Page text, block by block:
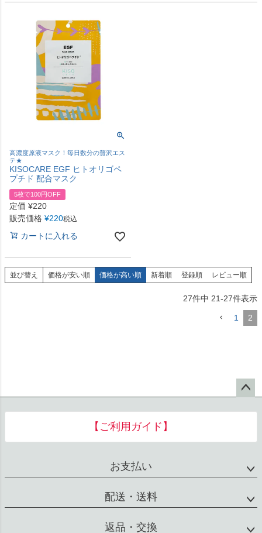
高濃度原液マスク！毎日数分の贅沢エス
テ★
KISOCARE EGF ヒトオリゴペ
プチド 配合マスク
5枚で100円OFF
定価 ¥220
販売価格 ¥220税込
カートに入れる
並び替え 価格が安い順 価格が高い順 新着順 登録順 レビュー順
27件中 21-27件表示
1 2
へ
【ご利用ガイド】
お支払い
配送・送料
返品・交換